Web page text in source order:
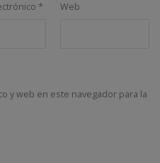
* Web
y web en este navegador para la